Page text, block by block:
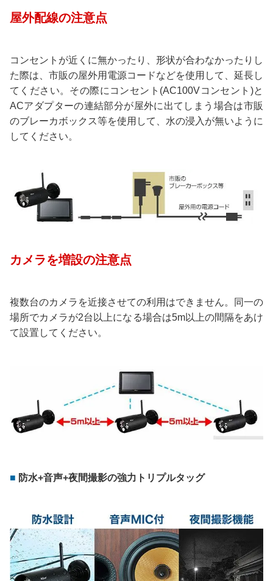
屋外配線の注意点
コンセントが近くに無かったり、形状が合わなかったりし
た際は、市販の屋外用電源コードなどを使用して、延長し
てください。その際にコンセント(AC100Vコンセント)と
ACアダプターの連結部分が屋外に出てしまう場合は市販
のブレーカボックス等を使用して、水の浸入が無いように
してください。
カメラを増設の注意点
複数台のカメラを近接させての利用はできません。同一の
場所でカメラが2台以上になる場合は5m以上の間隔をあけ
て設置してください。
防水+音声+夜間撮影の強力トリプルタッグ